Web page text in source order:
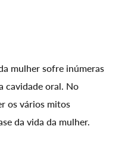
mulher sofre inúmeras
cavidade oral. No
os vários mitos
da vida da mulher.